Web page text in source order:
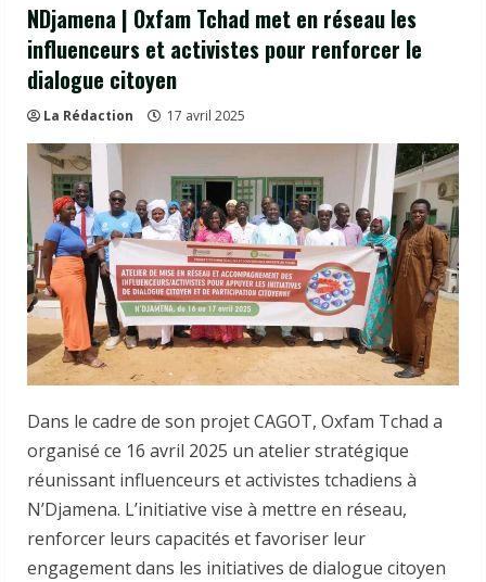
NDjamena | Oxfam Tchad met en réseau les
influenceurs et activistes pour renforcer le
dialogue citoyen
La Rédaction 17 avril 2025
Dans le cadre de son projet CAGOT, Oxfam Tchad a
organisé ce 16 avril 2025 un atelier stratégique
réunissant influenceurs et activistes tchadiens à
N’Djamena. L’initiative vise à mettre en réseau,
renforcer leurs capacités et favoriser leur
engagement dans les initiatives de dialogue citoyen